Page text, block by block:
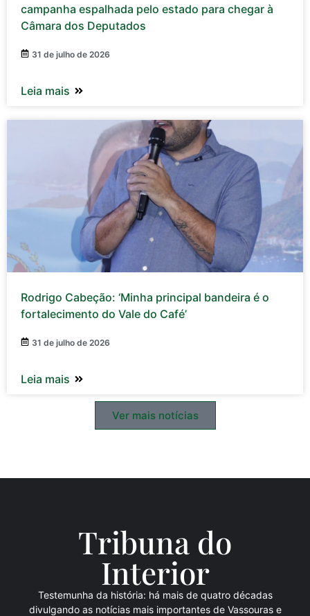
campanha espalhada pelo estado para chegar à
Câmara dos Deputados
31 de julho de 2026
Leia mais
Rodrigo Cabeção: ‘Minha principal bandeira é o
fortalecimento do Vale do Café’
31 de julho de 2026
Leia mais
Ver mais notícias
Tribuna do
Interior
Testemunha da história: há mais de quatro décadas
divulgando as notícias mais importantes de Vassouras e